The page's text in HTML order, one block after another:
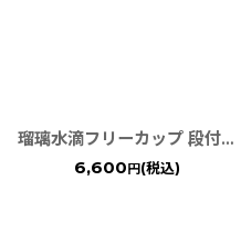
瑠璃水滴フリーカップ 段付杯[有田焼 真右ェ門窯］
6,600 円(税込)